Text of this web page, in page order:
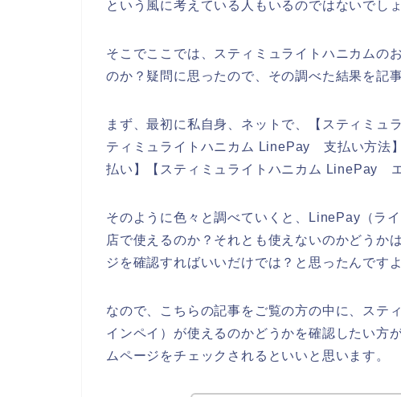
という風に考えている人もいるのではないでし
そこでここでは、スティミュライトハニカムの
のか？疑問に思ったので、その調べた結果を記
まず、最初に私自身、ネットで、【スティミ
ティミュライトハニカム LinePay 支払い方法
払い】【スティミュライトハニカム LinePay
そのように色々と調べていくと、LinePay（ラ
店で使えるのか？それとも使えないのかどうか
ジを確認すればいいだけでは？と思ったんですよ
なので、こちらの記事をご覧の方の中に、ステ
インペイ）が使えるのかどうかを確認したい方
ムページをチェックされるといいと思います。